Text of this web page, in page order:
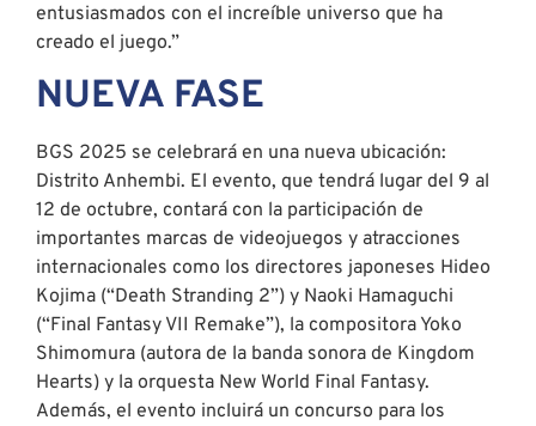
entusiasmados con el increíble universo que ha
creado el juego.”
NUEVA FASE
BGS 2025 se celebrará en una nueva ubicación:
Distrito Anhembi. El evento, que tendrá lugar del 9 al
12 de octubre, contará con la participación de
importantes marcas de videojuegos y atracciones
internacionales como los directores japoneses Hideo
Kojima (“Death Stranding 2”) y Naoki Hamaguchi
(“Final Fantasy VII Remake”), la compositora Yoko
Shimomura (autora de la banda sonora de Kingdom
Hearts) y la orquesta New World Final Fantasy.
Además, el evento incluirá un concurso para los